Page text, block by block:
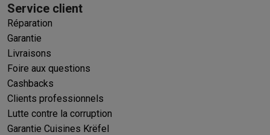
Service client
Réparation
Garantie
Livraisons
Foire aux questions
Cashbacks
Clients professionnels
Lutte contre la corruption
Garantie Cuisines Krëfel